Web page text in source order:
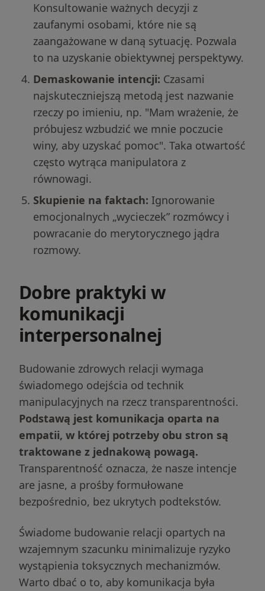
Konsultowanie ważnych decyzji z
zaufanymi osobami, które nie są
zaangażowane w daną sytuację. Pozwala
to na uzyskanie obiektywnej perspektywy.
Demaskowanie intencji: Czasami
najskuteczniejszą metodą jest nazwanie
rzeczy po imieniu, np. "Mam wrażenie, że
próbujesz wzbudzić we mnie poczucie
winy, aby uzyskać pomoc". Taka otwartość
często wytrąca manipulatora z
równowagi.
Skupienie na faktach: Ignorowanie
emocjonalnych „wycieczek” rozmówcy i
powracanie do merytorycznego jądra
rozmowy.
Dobre praktyki w
komunikacji
interpersonalnej
Budowanie zdrowych relacji wymaga
świadomego odejścia od technik
manipulacyjnych na rzecz transparentności.
Podstawą jest komunikacja oparta na
empatii, w której potrzeby obu stron są
traktowane z jednakową powagą.
Transparentność oznacza, że nasze intencje
are jasne, a prośby formułowane
bezpośrednio, bez ukrytych podtekstów.
Świadome budowanie relacji opartych na
wzajemnym szacunku minimalizuje ryzyko
wystąpienia toksycznych mechanizmów.
Warto dbać o to, aby komunikacja była